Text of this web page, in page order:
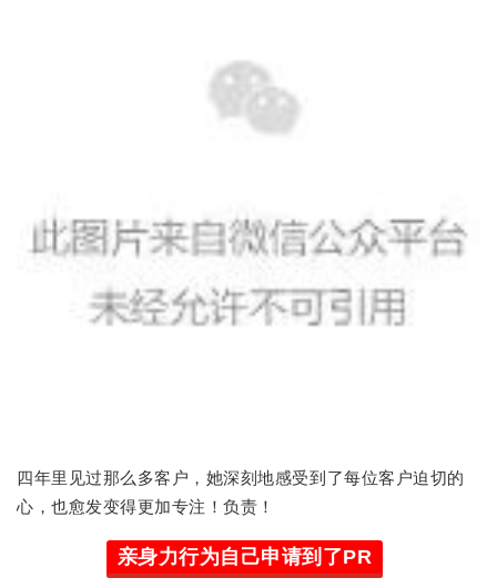
四年里见过那么多客户，她深刻地感受到了每位客户迫切的
心，也愈发变得更加专注！负责！
亲身力行为自己申请到了PR